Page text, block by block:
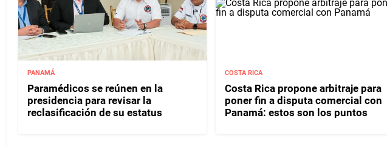
PANAMÁ
Paramédicos se reúnen en la
presidencia para revisar la
reclasificación de su estatus
COSTA RICA
Costa Rica propone arbitraje para
poner fin a disputa comercial con
Panamá: estos son los puntos